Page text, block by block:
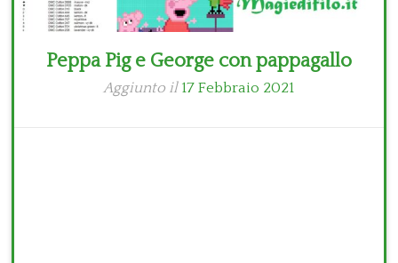
Peppa Pig e George con pappagallo
Aggiunto il 17 Febbraio 2021